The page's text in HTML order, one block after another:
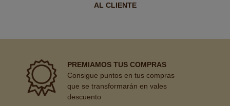
AL CLIENTE
PREMIAMOS TUS COMPRAS
Consigue puntos en tus compras
que se transformarán en vales
descuento